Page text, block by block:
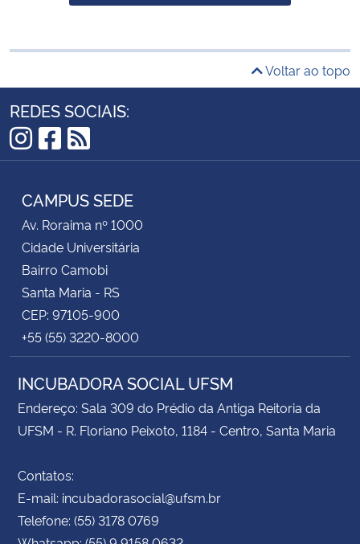
Voltar ao topo
REDES SOCIAIS:
Instagram
Facebook
RSS
CAMPUS SEDE
Av. Roraima nº 1000
Cidade Universitária
Bairro Camobi
Santa Maria - RS
CEP: 97105-900
+55 (55) 3220-8000
INCUBADORA SOCIAL UFSM
Endereço: Sala 309 do Prédio da Antiga Reitoria da
UFSM - R. Floriano Peixoto, 1184 - Centro, Santa Maria
Contatos:
E-mail: incubadorasocial@ufsm.br
Telefone: (55) 3178 0769